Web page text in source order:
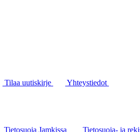
Tilaa uutiskirje Yhteystiedot
Tietosuoja Jamkissa Tietosuoja- ja